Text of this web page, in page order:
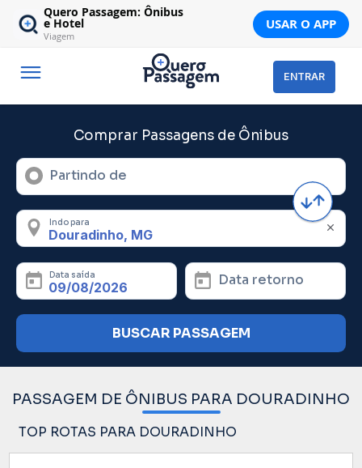
Quero Passagem: Ônibus
e Hotel
Viagem
USAR O APP
ENTRAR
Comprar Passagens de Ônibus
Partindo de
Indo para
Data saída Data retorno
BUSCAR PASSAGEM
PASSAGEM DE ÔNIBUS PARA DOURADINHO
TOP ROTAS PARA DOURADINHO